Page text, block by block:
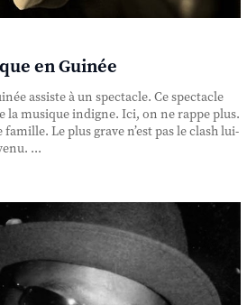
en Guinée
assiste à un spectacle. Ce spectacle
la musique indigne. Ici, on ne rappe plus.
Le plus grave n’est pas le clash lui-
...